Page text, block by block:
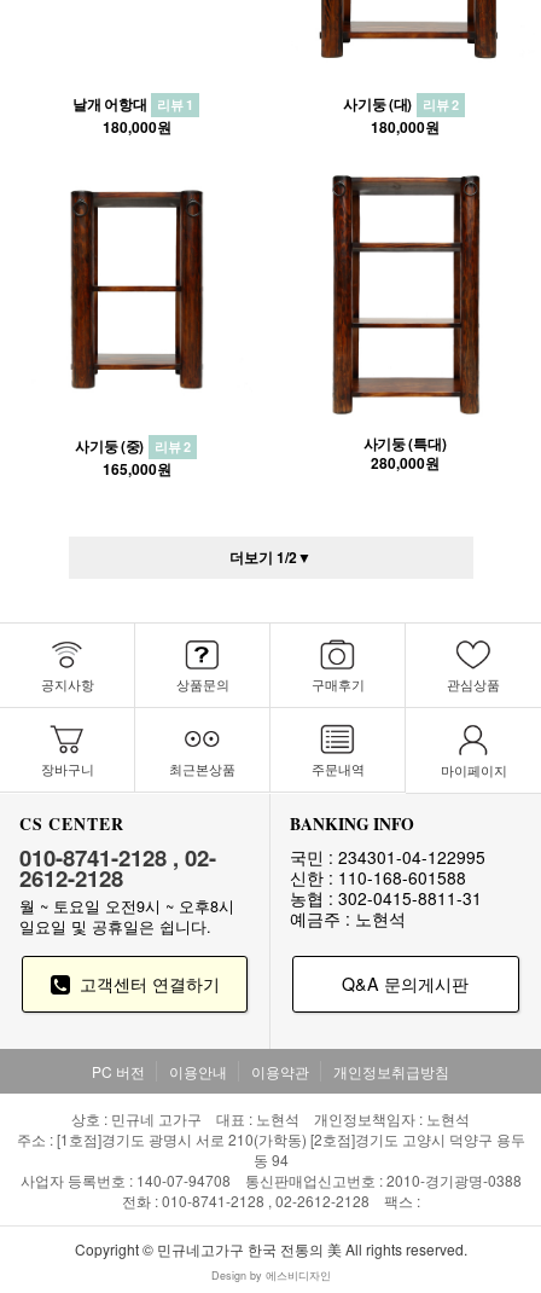
날개 어항대 리뷰 1
180,000원
사기둥 (대) 리뷰 2
180,000원
사기둥 (중) 리뷰 2
165,000원
사기둥 (특대)
280,000원
더보기 1/2▼
공지사항 상품문의 구매후기 관심상품
장바구니 최근본상품 주문내역 마이페이지
CS CENTER
010-8741-2128 , 02-
2612-2128
월 ~ 토요일 오전9시 ~ 오후8시
일요일 및 공휴일은 쉽니다.
BANKING INFO
국민 : 234301-04-122995
신한 : 110-168-601588
농협 : 302-0415-8811-31
예금주 : 노현석
고객센터 연결하기 Q&A 문의게시판
PC 버전 이용안내 이용약관 개인정보취급방침
상호 : 민규네 고가구 대표 : 노현석 개인정보책임자 : 노현석
주소 : [1호점]경기도 광명시 서로 210(가학동) [2호점]경기도 고양시 덕양구 용두
동 94
사업자 등록번호 : 140-07-94708 통신판매업신고번호 : 2010-경기광명-0388
전화 : 010-8741-2128 , 02-2612-2128 팩스 :
Copyright © 민규네고가구 한국 전통의 美 All rights reserved.
Design by 에스비디자인